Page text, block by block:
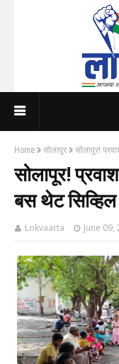
Home सोलापूर सोलापूर!
सोलापूर!
बस थेट सिव्हिल
Lokvaarta June 09,